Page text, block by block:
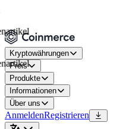
Kryptowährungen
Preis
Produkte
Informationen
Über uns
AnmeldenRegistrieren